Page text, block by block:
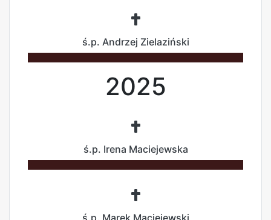
ś.p. Andrzej Zielaziński
2025
ś.p. Irena Maciejewska
ś.p. Marek Maciejewski